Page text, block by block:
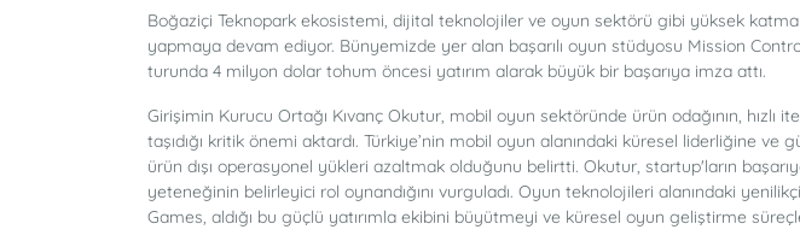
Boğaziçi Teknopark ekosistemi, dijital teknolojiler ve oyun sektörü gibi yüksek
yapmaya devam ediyor. Bünyemizde yer alan başarılı oyun stüdyosu Mission
turunda 4 milyon dolar tohum öncesi yatırım alarak büyük bir başarıya imza attı.
Girişimin Kurucu Ortağı Kıvanç Okutur, mobil oyun sektöründe ürün odağının,
taşıdığı kritik önemi aktardı. Türkiye’nin mobil oyun alanındaki küresel liderliğine
ürün dışı operasyonel yükleri azaltmak olduğunu belirtti. Okutur, startup'ların
yeteneğinin belirleyici rol oynandığını vurguladı. Oyun teknolojileri alanındaki
Games, aldığı bu güçlü yatırımla ekibini büyütmeyi ve küresel oyun geliştirme